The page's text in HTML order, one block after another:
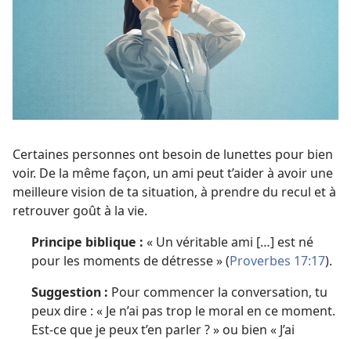
Certaines personnes ont besoin de lunettes pour bien
voir. De la même façon, un ami peut t’aider à avoir une
meilleure vision de ta situation, à prendre du recul et à
retrouver goût à la vie.
Principe biblique : « Un véritable ami […] est né
pour les moments de détresse » (Proverbes 17:17).
Suggestion : Pour commencer la conversation, tu
peux dire : « Je n’ai pas trop le moral en ce moment.
Est-ce que je peux t’en parler ? » ou bien « J’ai